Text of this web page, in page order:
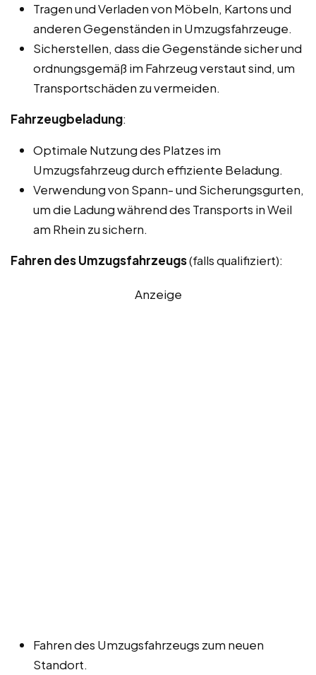
Tragen und Verladen von Möbeln, Kartons und
anderen Gegenständen in Umzugsfahrzeuge.
Sicherstellen, dass die Gegenstände sicher und
ordnungsgemäß im Fahrzeug verstaut sind, um
Transportschäden zu vermeiden.
Fahrzeugbeladung:
Optimale Nutzung des Platzes im
Umzugsfahrzeug durch effiziente Beladung.
Verwendung von Spann- und Sicherungsgurten,
um die Ladung während des Transports in Weil
am Rhein zu sichern.
Fahren des Umzugsfahrzeugs(falls qualifiziert):
Anzeige
Fahren des Umzugsfahrzeugs zum neuen
Standort.